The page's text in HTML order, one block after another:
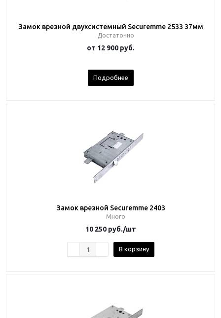
Замок врезной двухсистемный Securemme 2533 37мм
Достаточно
от 12 900 руб.
Подробнее
Замок врезной Securemme 2403
Много
10 250 руб./шт
В корзину